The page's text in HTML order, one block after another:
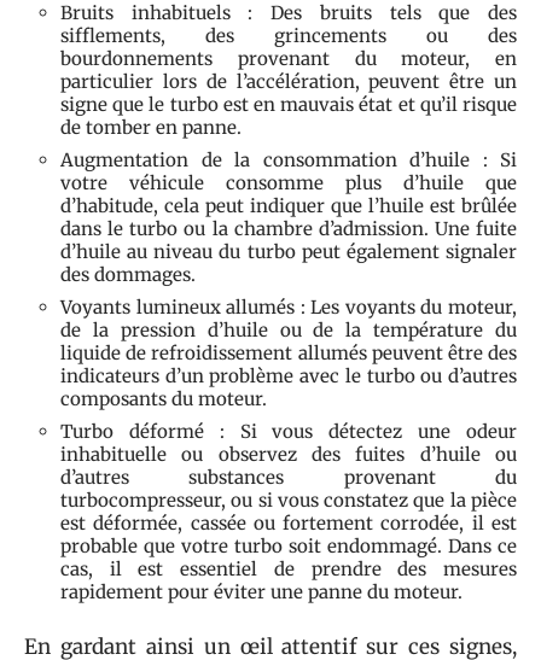
Bruits inhabituels : Des bruits tels que des
sifflements, des grincements ou des
bourdonnements provenant du moteur, en
particulier lors de l’accélération, peuvent être un
signe que le turbo est en mauvais état et qu’il risque
de tomber en panne.
Augmentation de la consommation d’huile : Si
votre véhicule consomme plus d’huile que
d’habitude, cela peut indiquer que l’huile est brûlée
dans le turbo ou la chambre d’admission. Une fuite
d’huile au niveau du turbo peut également signaler
des dommages.
Voyants lumineux allumés : Les voyants du moteur,
de la pression d’huile ou de la température du
liquide de refroidissement allumés peuvent être des
indicateurs d’un problème avec le turbo ou d’autres
composants du moteur.
Turbo déformé : Si vous détectez une odeur
inhabituelle ou observez des fuites d’huile ou
d’autres substances provenant du
turbocompresseur, ou si vous constatez que la pièce
est déformée, cassée ou fortement corrodée, il est
probable que votre turbo soit endommagé. Dans ce
cas, il est essentiel de prendre des mesures
rapidement pour éviter une panne du moteur.
En gardant ainsi un œil attentif sur ces signes,